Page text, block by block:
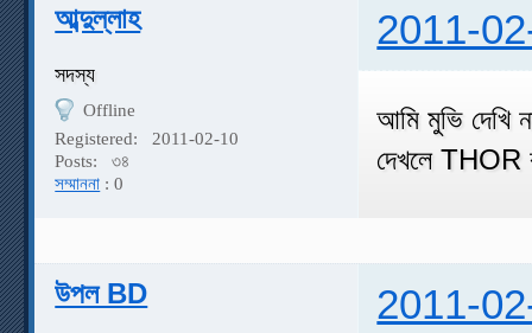
আব্দুল্লাহ 2011-
সদস্য
Offline
Registered:
2011-02-10
Posts:
৩৪
সম্মাননা : 0
আমি মুভি দেখি
দেখলে THOR
উপল BD 2011-